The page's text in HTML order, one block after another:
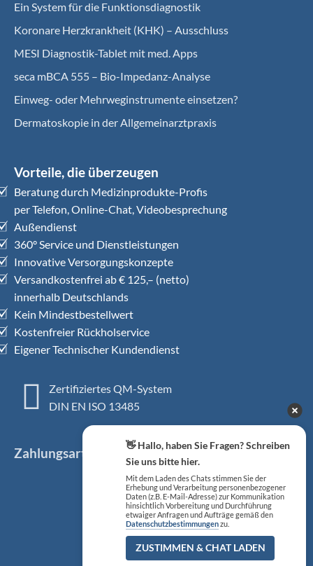
Ein System für die Funktionsdiagnostik
Koro­nare Herz­krank­heit (KHK) – Ausschluss
MESI Diagnostik-Tablet mit med. Apps
seca mBCA 555 – Bio-Impedanz-Analyse
Einweg- oder Mehrweginstrumente einsetzen?
Dermatoskopie in der Allgemeinarztpraxis
Vorteile, die überzeugen
Beratung durch Medizinprodukte-Profis
per Telefon, Online-Chat, Videobesprechung
Außendienst
360° Service und Dienstleistungen
Innovative Versorgungskonzepte
Versandkostenfrei ab € 125,– (netto)
innerhalb Deutschlands
Kein Mindestbestellwert
Kostenfreier Rückholservice
Eigener Technischer Kundendienst
Zertifiziertes QM-System
DIN EN ISO 13485
Zahlungsarten
👋 Hallo, haben Sie Fragen? Schreiben
Sie uns bitte hier.
Mit dem Laden des Chats stimmen Sie der
Erhebung und Verarbeitung personenbezogener
Daten (z.B. E-Mail-Adresse) zur Kommunikation
hinsichtlich Vorbereitung und Durchführung
etwaiger Anfragen und Aufträge gemäß den
Datenschutzbestimmungenzu.
ZUSTIMMEN & CHAT LADEN